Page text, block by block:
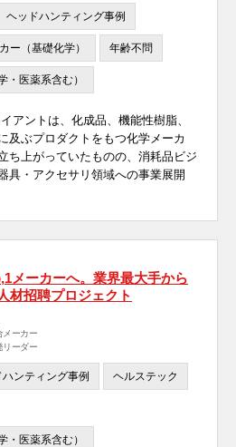
ヘッドハンティング事例
ー（基礎化学） 年齢不問
・医薬系含む）
アントは、化成品、機能性樹脂、
及ぶプロダクトをもつ化学メーカ
ち上がっていたものの、消耗品ビジ
具・アクセサリ領域への事業展開
メーカーへ。業界最大手から
材招聘プロジェクト
メーカー
リーダー
ハンティング事例 ヘルステック
・医薬系含む）